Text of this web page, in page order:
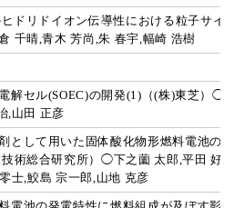
ドリドイオン伝導性における粒子サイ
千晴,青木 芳尚,朱 春宇,幅崎 浩樹
解セル(SOEC)の開発(1)（(株)東芝）◯
,山田 正彦
として用いた固体酸化物形燃料電池の
技術総合研究所）◯下之薗 太郎,平田 好
士,鮫島 宗一郎,山地 克彦